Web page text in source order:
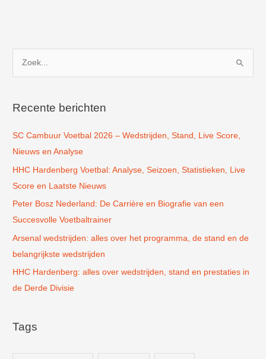
k
a
a
r
:
Recente berichten
SC Cambuur Voetbal 2026 – Wedstrijden, Stand, Live Score,
Nieuws en Analyse
HHC Hardenberg Voetbal: Analyse, Seizoen, Statistieken, Live
Score en Laatste Nieuws
Peter Bosz Nederland: De Carrière en Biografie van een
Succesvolle Voetbaltrainer
Arsenal wedstrijden: alles over het programma, de stand en de
belangrijkste wedstrijden
HHC Hardenberg: alles over wedstrijden, stand en prestaties in
de Derde Divisie
Tags